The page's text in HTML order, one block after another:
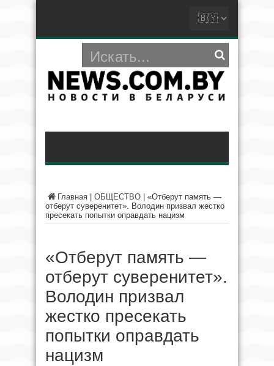
Главная ОБЩЕСТВО
«Отберут память —
отберут суверенитет». Володин призвал жестко
пресекать попытки оправдать нацизм
«Отберут память —
отберут суверенитет».
Володин призвал
жестко пресекать
попытки оправдать
нацизм